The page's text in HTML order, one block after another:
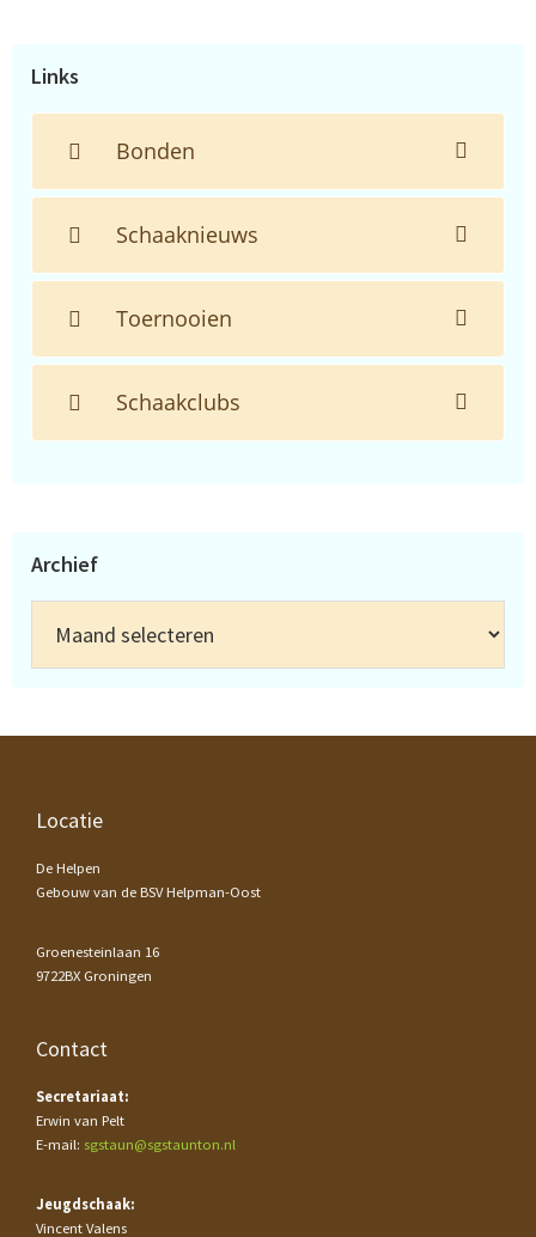
Links
Bonden
Schaaknieuws
Toernooien
Schaakclubs
Archief
Footer
Locatie
De Helpen
Gebouw van de BSV Helpman-Oost
Groenesteinlaan 16
9722BX Groningen
Contact
Secretariaat:
Erwin van Pelt
E-mail: sgstaun@sgstaunton.nl
Jeugdschaak:
Vincent Valens